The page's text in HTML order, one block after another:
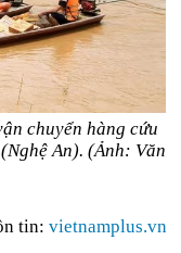
chuyển hàng cứu
An). (Ảnh: Văn
tin: vietnamplus.vn